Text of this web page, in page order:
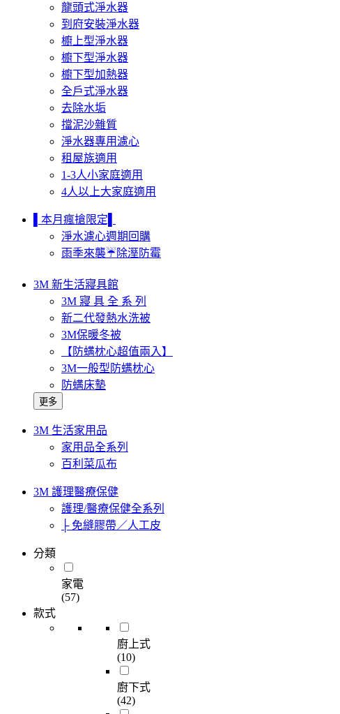
龍頭式淨水器
到府安裝淨水器
櫥上型淨水器
櫥下型淨水器
櫥下型加熱器
全戶式淨水器
去除水垢
擋泥沙雜質
淨水器專用濾心
租屋族適用
1-3人小家庭適用
4人以上大家庭適用
▌本月瘋搶限定▌
淨水濾心週期回購
雨季來襲☔除溼防霉
3M 新生活寢具館
3M 寢 具 全 系 列
新二代發熱水洗被
3M保暖冬被
【防螨枕心超值兩入】
3M一般型防螨枕心
防螨床墊
更多
3M 生活家用品
家用品全系列
百利菜瓜布
3M 護理醫療保健
護理/醫療保健全系列
├ 免縫膠帶／人工皮
分類
家電
(57)
款式
廚上式
(10)
廚下式
(42)